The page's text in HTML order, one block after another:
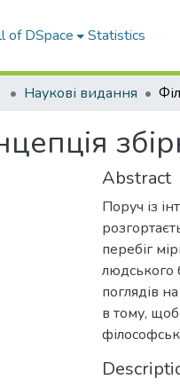
of DSpace Statistics
Наукові видання
Abstract
Поруч із
перебіг
людського
поглядів
в тому, щоб